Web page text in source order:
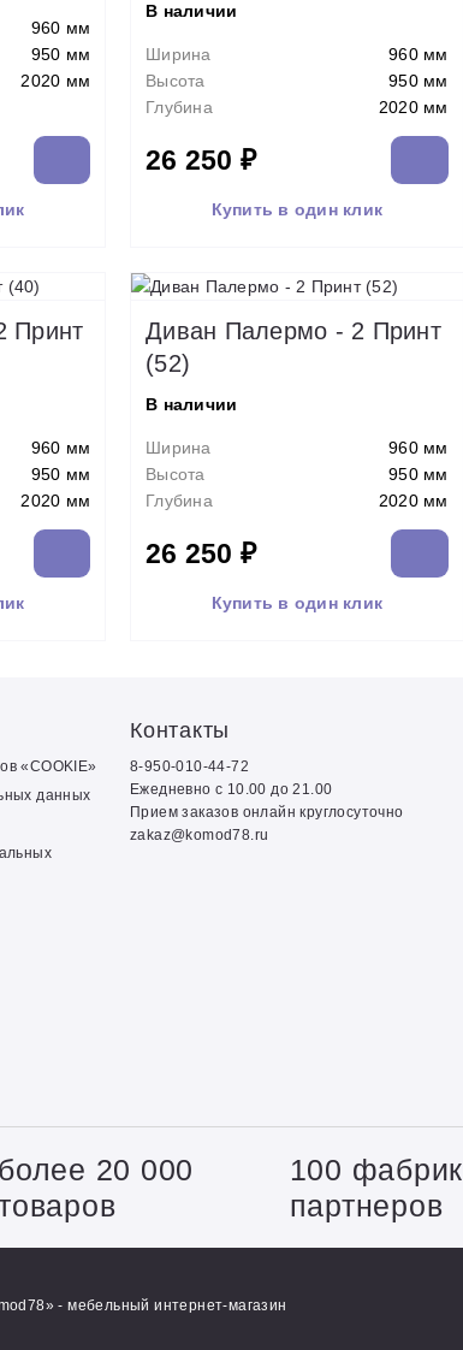
960 мм
950 мм
2020 мм
В наличии
Ширина
960 мм
Высота
950 мм
Глубина
2020 мм
26 250 ₽
Купить в один клик
Принт
960 мм
950 мм
2020 мм
Диван Палермо - 2 Принт
(52)
В наличии
Ширина
960 мм
Высота
950 мм
Глубина
2020 мм
26 250 ₽
Купить в один клик
«COOKIE»
данных
Контакты
8-950-010-44-72
Ежедневно с 10.00 до 21.00
Прием заказов онлайн круглосуточно
zakaz@komod78.ru
более 20 000
100 фабрик
партнеров
- мебельный интернет-магазин